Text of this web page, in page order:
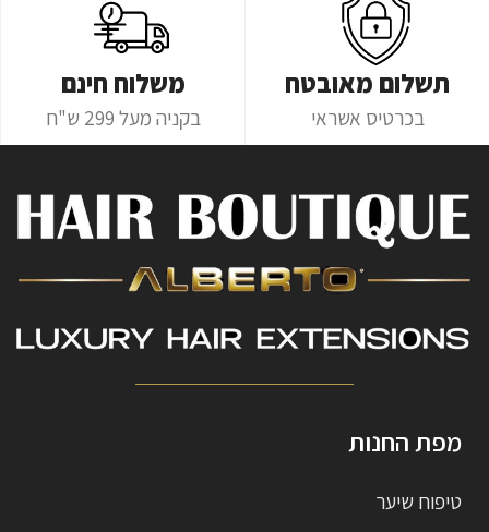
תשלום מאובטח
בכרטיס אשראי
משלוח חינם
בקניה מעל 299 ש"ח
מפת החנות
טיפוח שיער